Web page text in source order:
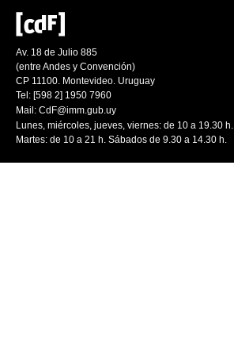
Av. 18 de Julio 885
(entre Andes y Convención)
CP 11100. Montevideo. Uruguay
Tel: [598 2] 1950 7960
Mail: CdF@imm.gub.uy
Lunes, miércoles, jueves, viernes: de 10 a 19.30 h.
Martes: de 10 a 21 h. Sábados de 9.30 a 14.30 h.